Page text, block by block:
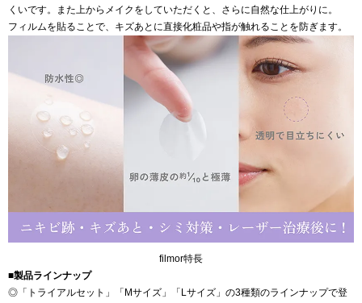
くいです。また上からメイクをしていただくと、さらに自然な仕上がりに。
フィルムを貼ることで、キズあとに直接化粧品や指が触れることを防ぎます。
filmor特長
■製品ラインナップ
◎「トライアルセット」「Mサイズ」「Lサイズ」の3種類のラインナップで登